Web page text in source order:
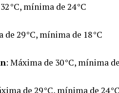
°C, mínima de 24 °C
de 29 °C, mínima de 18 °C
: Máxima de 30 °C, mínima de
de 29 °C, mínima de 24 °C